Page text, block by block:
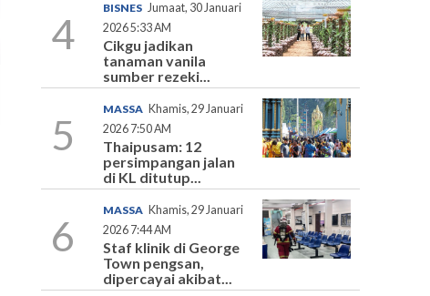
4
BISNES Jumaat, 30 Januari
2026 5:33 AM
Cikgu jadikan
tanaman vanila
sumber rezeki...
5
MASSA Khamis, 29 Januari
2026 7:50 AM
Thaipusam: 12
persimpangan jalan
di KL ditutup...
6
MASSA Khamis, 29 Januari
2026 7:44 AM
Staf klinik di George
Town pengsan,
dipercayai akibat...